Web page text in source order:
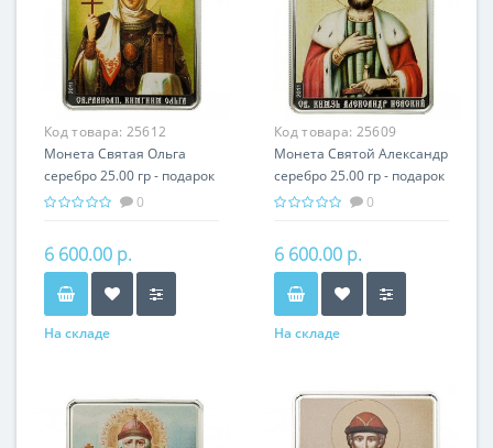
Код товара: 25612
Монета Святая Ольга
серебро 25.00 гр - подарок
икона имени0
6 600.00 р.
На складе
Код товара: 25609
Монета Святой Александр
серебро 25.00 гр - подарок
икона имени0
6 600.00 р.
На складе